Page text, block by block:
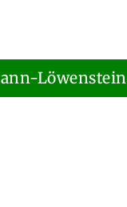
Löwenstein